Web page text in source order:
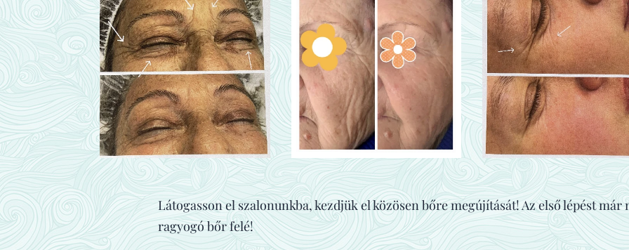
Látogasson el szalonunkba, kezdjük el közösen bőre megújítását! Az első lépést már
ragyogó bőr felé!